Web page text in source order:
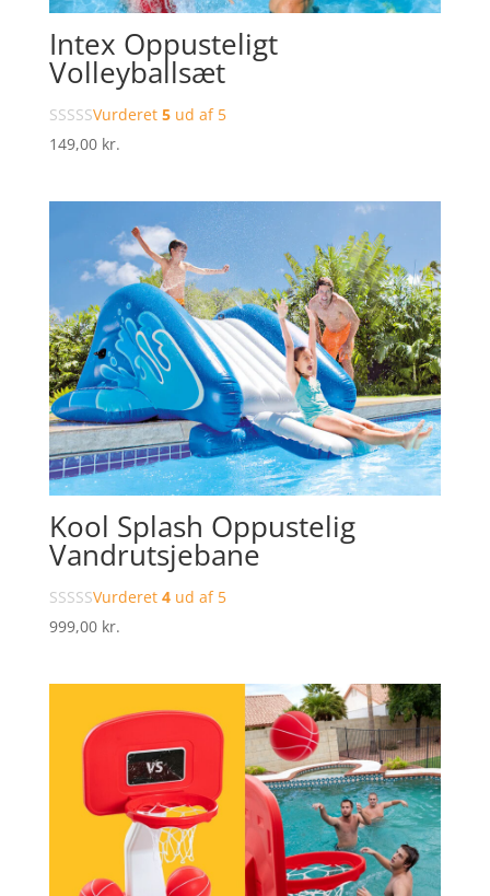
Intex Oppusteligt
Volleyballsæt
Vurderet 5ud af 5
149,00 kr.
Kool Splash Oppustelig
Vandrutsjebane
Vurderet 4ud af 5
999,00 kr.